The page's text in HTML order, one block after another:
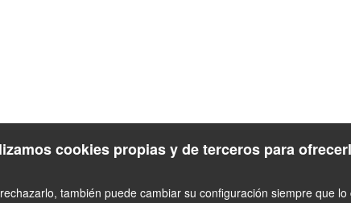
cookies propias y de terceros para
también puede cambiar su configuración siempre que